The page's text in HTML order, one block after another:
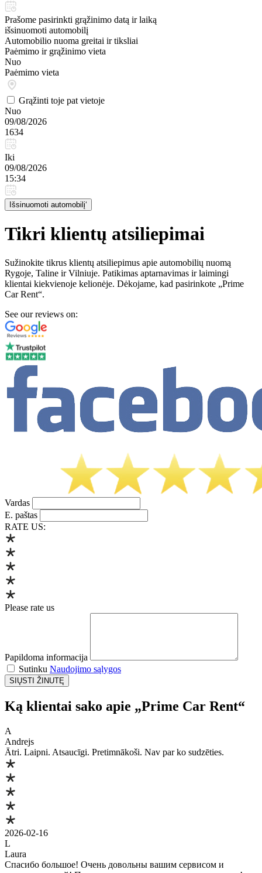
Prašome pasirinkti grąžinimo datą ir laiką
išsinuomoti automobilį
Automobilio nuoma greitai ir tiksliai
Paėmimo ir grąžinimo vieta
Nuo
Paėmimo vieta
Grąžinti toje pat vietoje
Nuo
09/08/2026
1634
Iki
09/08/2026
15:34
Išsinuomoti automobilį‘
Tikri klientų atsiliepimai
Sužinokite tikrus klientų atsiliepimus apie automobilių nuomą
Rygoje, Taline ir Vilniuje. Patikimas aptarnavimas ir laimingi
klientai kiekvienoje kelionėje. Dėkojame, kad pasirinkote „Prime
Car Rent“.
See our reviews on:
Vardas
E. paštas
RATE US:
Please rate us
Papildoma informacija
Sutinku Naudojimo sąlygos
Ką klientai sako apie „Prime Car Rent“
A
Andrejs
Ātri. Laipni. Atsaucīgi. Pretimnākoši. Nav par ko sudzēties.
2026-02-16
L
Laura
Спасибо большое! Очень довольны вашим сервисом и